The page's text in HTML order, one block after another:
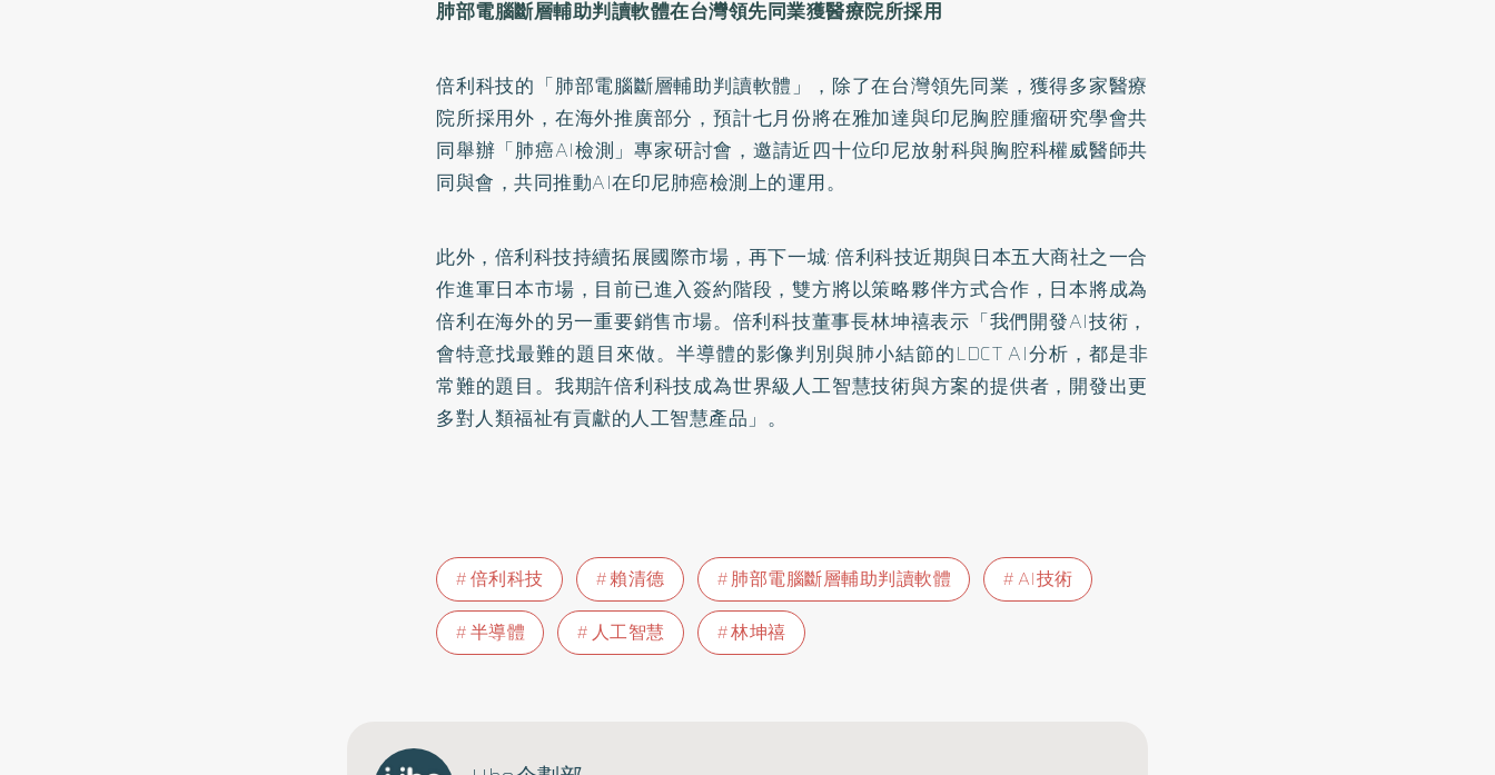
肺部電腦斷層輔助判讀軟體在台灣領先同業獲醫療院所採用
倍利科技的「肺部電腦斷層輔助判讀軟體」，除了在台灣領先同業，獲得多家醫療
院所採用外，在海外推廣部分，預計七月份將在雅加達與印尼胸腔腫瘤研究學會共
同舉辦「肺癌AI檢測」專家研討會，邀請近四十位印尼放射科與胸腔科權威醫師共
同與會，共同推動AI在印尼肺癌檢測上的運用。
此外，倍利科技持續拓展國際市場，再下一城: 倍利科技近期與日本五大商社之一合
作進軍日本市場，目前已進入簽約階段，雙方將以策略夥伴方式合作，日本將成為
倍利在海外的另一重要銷售市場。倍利科技董事長林坤禧表示「我們開發AI技術，
會特意找最難的題目來做。半導體的影像判別與肺小結節的LDCT AI分析，都是非
常難的題目。我期許倍利科技成為世界級人工智慧技術與方案的提供者，開發出更
多對人類福祉有貢獻的人工智慧產品」。
倍利科技 賴清德 肺部電腦斷層輔助判讀軟體
AI技術
半導體
人工智慧 林坤禧